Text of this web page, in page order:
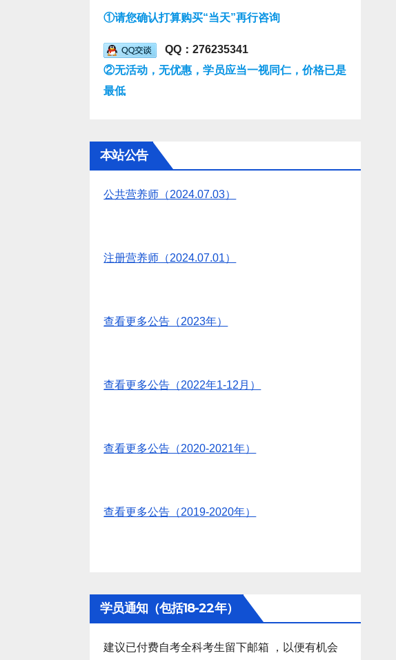
①请您确认打算购买“当天”再行咨询
QQ：276235341
②无活动，无优惠，学员应当一视同仁，价格已是
最低
本站公告
公共营养师（2024.07.03）
注册营养师（2024.07.01）
查看更多公告（2023年）
查看更多公告（2022年1-12月）
查看更多公告（2020-2021年）
查看更多公告（2019-2020年）
学员通知（包括18-22年）
建议已付费自考全科考生留下邮箱 ，以便有机会